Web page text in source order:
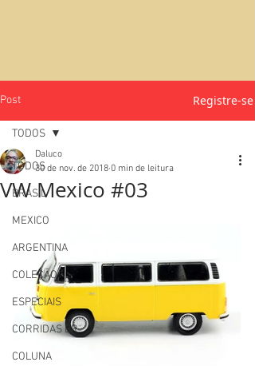
Post Registre-se
TODOS
BRASIL
MEXICO
ARGENTINA
COLEÇÃO
ESPECIAIS
CORRIDAS BR
COLUNA
TODOS
VW Mexico #03
Daluco
30 de nov. de 2018 0 min de leitura